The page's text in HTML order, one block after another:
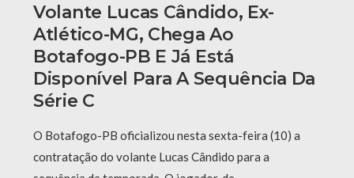
Volante Lucas Cândido, Ex-
Atlético-MG, Chega Ao
Botafogo-PB E Já Está
Disponível Para A Sequência Da
Série C
O Botafogo-PB oficializou nesta sexta-feira (10) a
contratação do volante Lucas Cândido para a